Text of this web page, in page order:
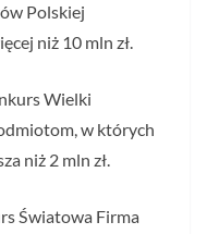
Polskiej
niż 10 mln zł.
Wielki
w których
niż 2 mln zł.
Światowa Firma